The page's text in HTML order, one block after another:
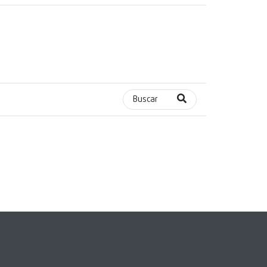
Buscar